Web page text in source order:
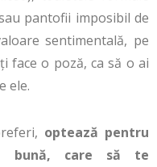
pantofii imposibil de
sentimentală, pe
face o poză, ca să o ai
ele.
optează pentru
bună, care să te